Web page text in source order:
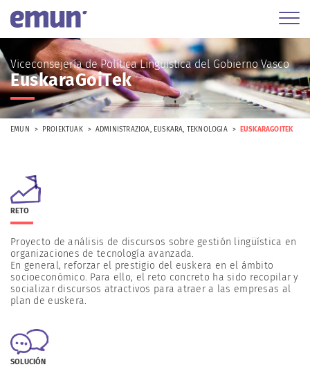
Viceconsejería de Política Lingüística del Gobierno Vasco
EuskaraGoiTek
EMUN PROIEKTUAK ADMINISTRAZIOA, EUSKARA, TEKNOLOGIA EUSKARAGOITEK
RETO
Proyecto de análisis de discursos sobre gestión lingüística en
organizaciones de tecnología avanzada.
En general, reforzar el prestigio del euskera en el ámbito
socioeconómico. Para ello, el reto concreto ha sido recopilar y
socializar discursos atractivos para atraer a las empresas al
plan de euskera.
SOLUCIÓN